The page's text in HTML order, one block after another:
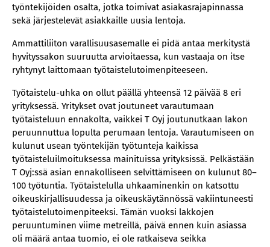
työntekijöiden osalta, jotka toimivat asiakasrajapinnassa
sekä järjestelevät asiakkaille uusia lentoja.
Ammattiliiton varallisuusasemalle ei pidä antaa merkitystä
hyvityssakon suuruutta arvioitaessa, kun vastaaja on itse
ryhtynyt laittomaan työtaistelutoimenpiteeseen.
Työtaistelu-uhka on ollut päällä yhteensä 12 päivää 8 eri
yrityksessä. Yritykset ovat joutuneet varautumaan
työtaisteluun ennakolta, vaikkei T Oyj joutunutkaan lakon
peruunnuttua lopulta perumaan lentoja. Varautumiseen on
kulunut usean työntekijän työtunteja kaikissa
työtaisteluilmoituksessa mainituissa yrityksissä. Pelkästään
T Oyj:ssä asian ennakolliseen selvittämiseen on kulunut 80–
100 työtuntia. Työtaistelulla uhkaaminenkin on katsottu
oikeuskirjallisuudessa ja oikeuskäytännössä vakiintuneesti
työtaistelutoimenpiteeksi. Tämän vuoksi lakkojen
peruuntuminen viime metreillä, päivä ennen kuin asiassa
oli määrä antaa tuomio, ei ole ratkaiseva seikka